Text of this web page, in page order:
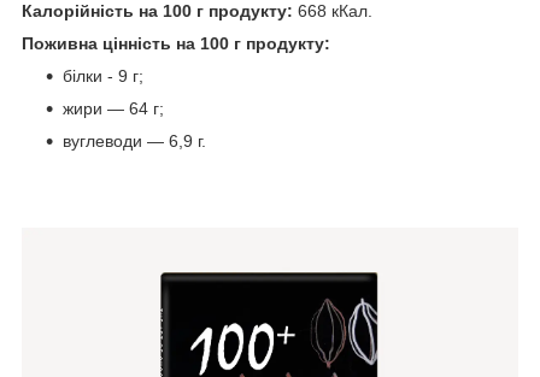
Калорійність на 100 г продукту: 668 кКал.
Поживна цінність на 100 г продукту:
білки - 9 г;
жири — 64 г;
вуглеводи — 6,9 г.